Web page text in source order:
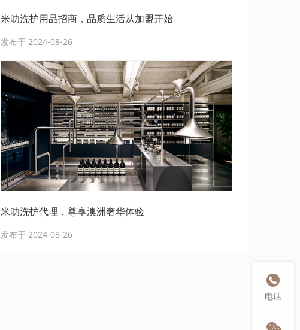
米叻洗护用品招商，品质生活从加盟开始
发布于 2024-08-26
米叻洗护代理，尊享澳洲奢华体验
发布于 2024-08-26

电话